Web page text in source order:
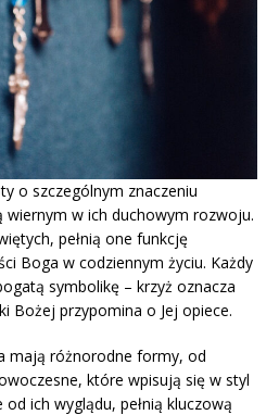
o szczególnym znaczeniu
w ich duchowym rozwoju.
pełnią one funkcję
Boga w codziennym życiu. Każdy
symbolikę – krzyż oznacza
Bożej przypomina o Jej opiece.
mają różnorodne formy, od
które wpisują się w styl
ich wyglądu, pełnią kluczową